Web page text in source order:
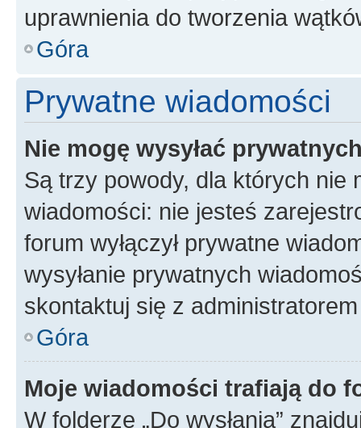
uprawnienia do tworzenia
Góra
Prywatne wiadomości
Nie mogę wysyłać
Są trzy powody, dla których nie
wiadomości: nie jesteś
forum wyłączył prywatne
wysyłanie prywatnych
skontaktuj się z
Góra
Moje wiadomości trafiają do
W folderze „Do wysłania”